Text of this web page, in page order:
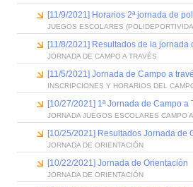
[11/9/2021] Horarios 2ª jornada de
JUEGOS ESCOLARES
[11/8/2021] Resultados de la
JORNADA DE CAMPO A TRAVÉS
[11/5/2021] Jornada de Campo a
INSCRIPCIONES Y HORARIOS DEL
[10/27/2021] 1ª Jornada de Campo
JORNADA JUEGOS ESCOLARES CAMPO
[10/25/2021] Resultados Jornada de
JORNADA DE ORIENTACIÓN
[10/22/2021] Jornada de Orientación
JORNADA DE ORIENTACIÓN